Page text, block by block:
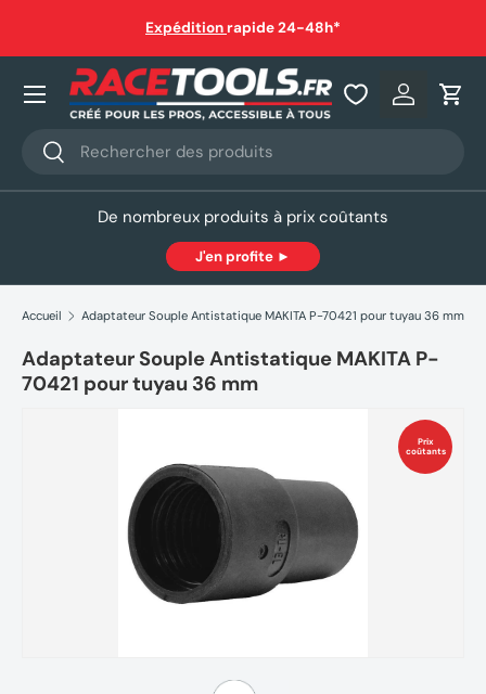
Aller au contenu
Expédition rapide 24-48h*
Recherche
Rechercher
Se
Nos produits
De nombreux produits à prix coûtants
J'en profite ►
Accueil Adaptateur Souple Antistatique MAKITA P-70421 pour tuyau 36 mm
Adaptateur Souple Antistatique MAKITA P-
70421 pour tuyau 36 mm
Prix
coûtants